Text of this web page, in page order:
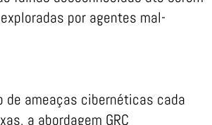
por agentes mal-
de ameaças cibernéticas cada
a abordagem GRC